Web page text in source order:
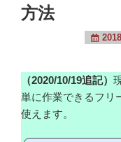
方法
（2020/10/19追記）
単に作業できるフリ
使えます。